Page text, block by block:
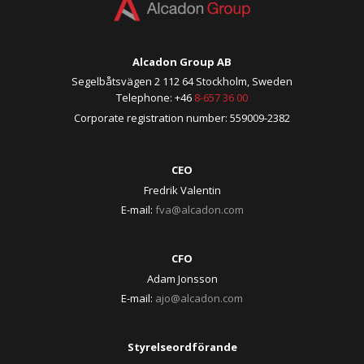
Alcadon Group AB
Segelbåtsvägen 2 112 64 Stockholm, Sweden
Telephone: +46 8-657 36 00
Corporate registration number: 559009-2382
CEO
Fredrik Valentin
E-mail: fva@alcadon.com
CFO
Adam Jonsson
E-mail: ajo@alcadon.com
Styrelseordförande